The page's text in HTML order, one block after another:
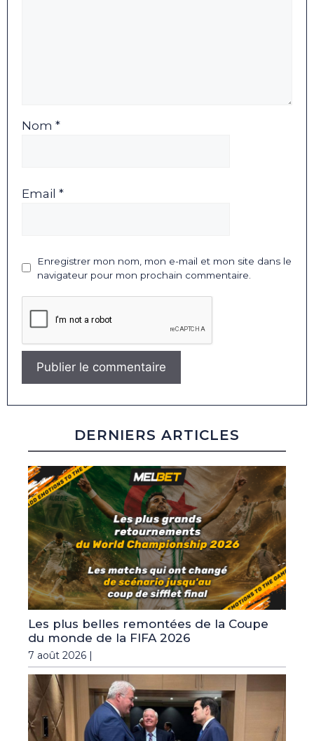
Nom *
Email *
Enregistrer mon nom, mon e-mail et mon site dans le
navigateur pour mon prochain commentaire.
DERNIERS ARTICLES
Les plus belles remontées de la Coupe
du monde de la FIFA 2026
7 août 2026 |